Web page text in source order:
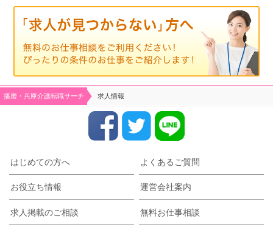
播磨・兵庫介護転職サーチ 求人情報
はじめての方へ よくあるご質問
お役立ち情報 運営会社案内
求人掲載のご相談 無料お仕事相談